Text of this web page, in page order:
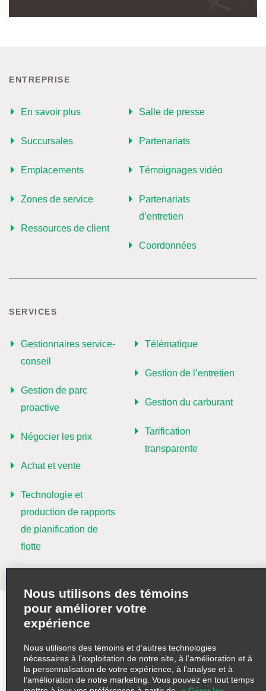
ENTREPRISE
En savoir plus
Succursales
Emplacements
Zones de service
Ressources de client
Salle de presse
Partenariats
Témoignages vidéo
Partenariats
d’entretien
Coordonnées
SERVICES
Gestionnaires service-
conseil
Gestion de parc
proactive
Négocier les prix
Achat et vente
Technologie et
production de rapports
de planification de
flotte
Télématique
Gestion de l’entretien
Gestion du carburant
Tarification
transparente
Modalités d’utilisation
Politique de confidentialité
Politique sur les fichiers témoins
Choix de confidentialité
AdChoices
Nous utilisons des témoins
pour améliorer votre
expérience
Nous utilisons des témoins et d’autres technologies
nécessaires à l’exploitation de notre site, à l’amélioration et à
la personnalisation de votre expérience, à l’analyse et à
l’amélioration de notre marketing. Vous pouvez en tout temps